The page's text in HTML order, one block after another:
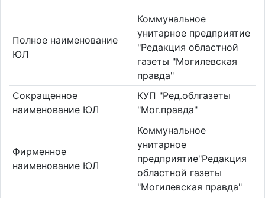
Полное наименование
ЮЛ
Коммунальное
унитарное предприятие
"Редакция областной
газеты "Могилевская
правда"
Сокращенное
наименование ЮЛ
КУП "Ред.облгазеты
"Мог.правда"
Фирменное
наименование ЮЛ
Коммунальное
унитарное
предприятие"Редакция
областной газеты
"Могилевская правда"